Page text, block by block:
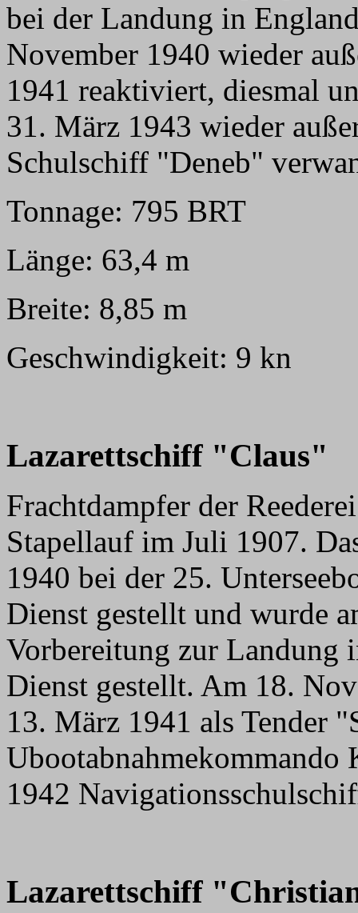
bei der Landung in
November 1940 wieder
1941 reaktiviert, diesmal
31. März 1943 wieder
Schulschiff "Deneb"
Tonnage: 795 BRT
Länge: 63,4 m
Breite: 8,85 m
Geschwindigkeit: 9 kn
Lazarettschiff "Claus"
Frachtdampfer der
Stapellauf im Juli 1907.
1940 bei der 25.
Dienst gestellt und wurde
Vorbereitung zur Landung
Dienst gestellt. Am 18.
13. März 1941 als Tender
1942
Lazarettschiff